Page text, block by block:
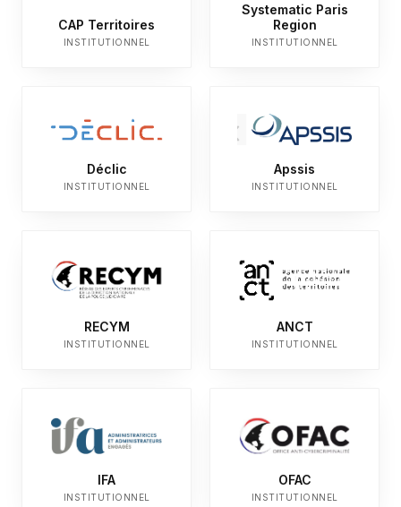
CAP Territoires
INSTITUTIONNEL
Systematic Paris
Region
INSTITUTIONNEL
Déclic
INSTITUTIONNEL
Apssis
INSTITUTIONNEL
RECYM
INSTITUTIONNEL
ANCT
INSTITUTIONNEL
IFA
INSTITUTIONNEL
OFAC
INSTITUTIONNEL